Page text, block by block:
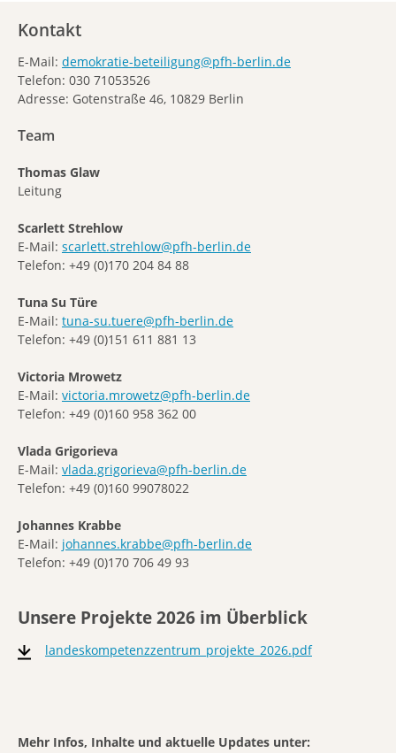
Kontakt
E-Mail: demokratie-beteiligung@pfh-berlin.de
Telefon: 030 71053526
Adresse: Gotenstraße 46, 10829 Berlin
Team
Thomas Glaw
Leitung
Scarlett Strehlow
E-Mail: scarlett.strehlow@pfh-berlin.de
Telefon: +49 (0)170 204 84 88
Tuna Su Türe
E-Mail: tuna-su.tuere@pfh-berlin.de
Telefon: +49 (0)151 611 881 13
Victoria Mrowetz
E-Mail: victoria.mrowetz@pfh-berlin.de
Telefon: +49 (0)160 958 362 00
Vlada Grigorieva
E-Mail: vlada.grigorieva@pfh-berlin.de
Telefon: +49 (0)160 99078022
Johannes Krabbe
E-Mail: johannes.krabbe@pfh-berlin.de
Telefon: +49 (0)170 706 49 93
Unsere Projekte 2026 im Überblick
landeskompetenzzentrum_projekte_2026.pdf
Mehr Infos, Inhalte und aktuelle Updates unter: